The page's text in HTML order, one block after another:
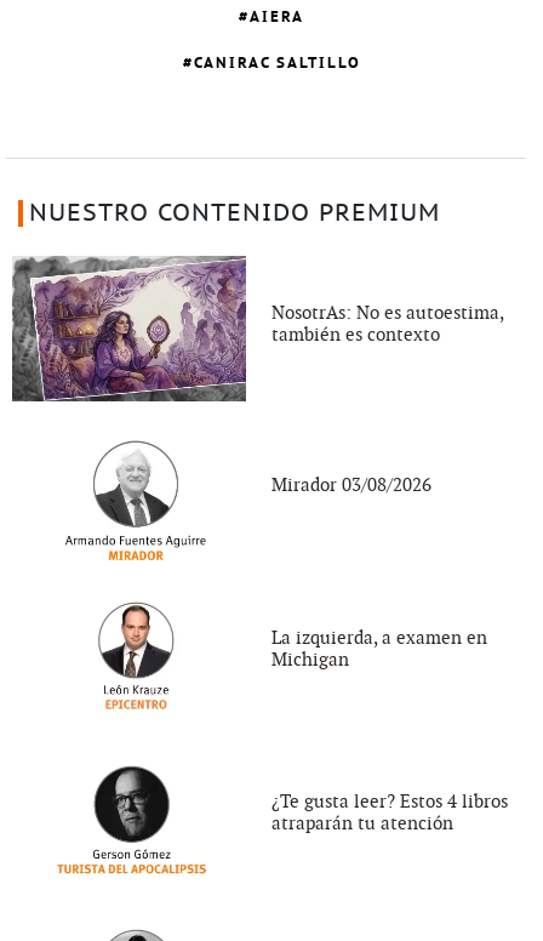
AIERA
CANIRAC SALTILLO
NUESTRO CONTENIDO PREMIUM
NosotrAs: No es autoestima,
también es contexto
Mirador 03/08/2026
La izquierda, a examen en
Michigan
¿Te gusta leer? Estos 4 libros
atraparán tu atención